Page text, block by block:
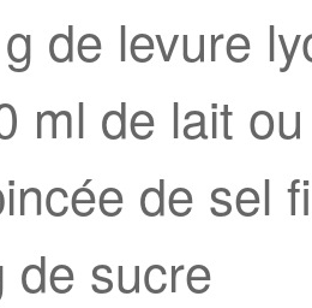
de levure
ml de lait ou
de sel
de sucre